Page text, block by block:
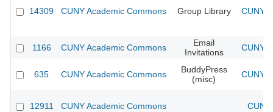
14309 CUNY Academic Commons Group Library CUNY
1166 CUNY Academic Commons
Email
Invitations
CUNY
635 CUNY Academic Commons
BuddyPress
(misc)
CUNY
12911 CUNY Academic Commons